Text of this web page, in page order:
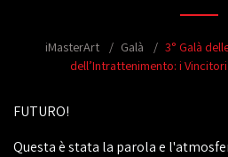
iMasterArt Galà
3° Galà
dell’Intrattenimento: i
FUTURO!
Questa è stata la parola e